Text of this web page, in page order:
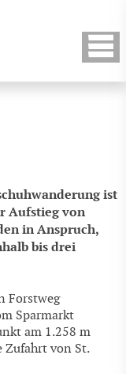
ist
Aufstieg von
in Anspruch,
bis drei
Forstweg
Sparmarkt
am 1.258 m
Zufahrt von St.